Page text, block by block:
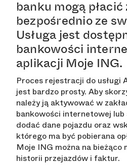
banku mogą
bezpośrednio ze
Usługa jest
bankowości
aplikacji Moje ING.
Proces rejestracji do usługi
jest bardzo prosty. Aby
należy ją aktywowaćw
bankowości internetowej lub
dodać dane pojazdu oraz
którego ma być pobierana
Moje ING można na bieżąco
historii przejazdów i faktur.